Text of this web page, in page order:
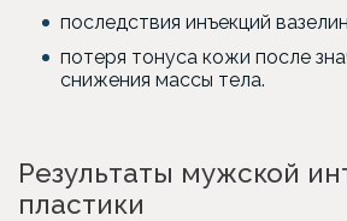
последствия инъекций
потеря тонуса кожи после
снижения массы тела.
Результаты мужской
пластики